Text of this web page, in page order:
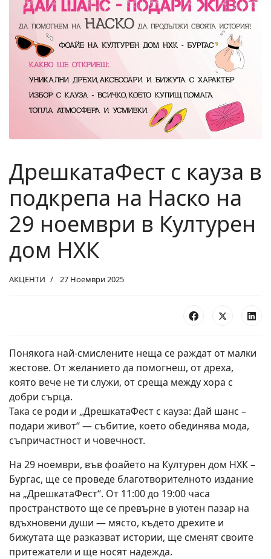
ДрешкатаФест с кауза в
подкрепа на Наско на
29 ноември в Културен
дом НХК
АКЦЕНТИ 27 Ноември 2025
Понякога най-смислените неща се раждат от малки
жестове. От желанието да помогнеш, от дреха,
която вече не ти служи, от среща между хора с
добри сърца.
Така се роди и „ДрешкатаФест с кауза: Дай шанс –
подари живот“ — събитие, което обединява мода,
съпричастност и човечност.
На 29 ноември, във фоайето на Културен дом НХК –
Бургас, ще се проведе благотворителното издание
на „ДрешкатаФест“. От 11:00 до 19:00 часа
пространството ще се превърне в уютен пазар на
вдъхновени души — място, където дрехите и
бижутата ще разказват истории, ще сменят своите
притежатели и ще носят надежда.